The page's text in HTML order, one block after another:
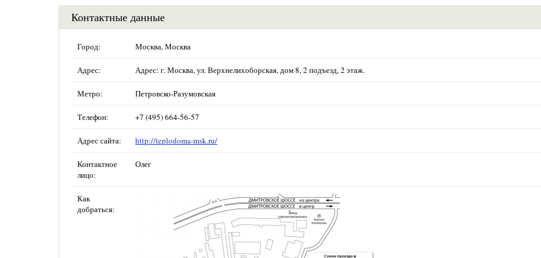
Контактные данные
Город: Москва, Москва
Адрес: Адрес: г. Москва, ул. Верхнелихоборская, дом 8, 2 подъезд, 2 этаж.
Метро: Петровско-Разумовская
Телефон: +7 (495) 664-56-57
Адрес сайта: http://teplodoma-msk.ru/
Контактное
лицо:
Олег
Как
добраться: